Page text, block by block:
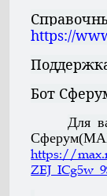
https://
Бот
Для
https://